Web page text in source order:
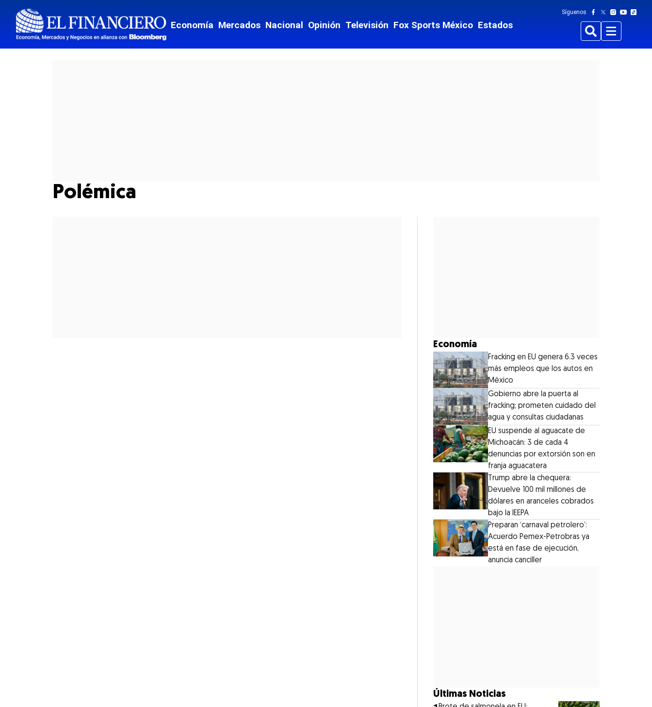
Economía Mercados Nacional Opinión Televisión Fox Sports México Estados
Síguenos
BuscarMenu
Polémica
Economía
Fracking en EU genera 6.3 veces
más empleos que los autos en
México
Gobierno abre la puerta al
fracking; prometen cuidado del
agua y consultas ciudadanas
EU suspende al aguacate de
Michoacán: 3 de cada 4
denuncias por extorsión son en
franja aguacatera
Trump abre la chequera:
Devuelve 100 mil millones de
dólares en aranceles cobrados
bajo la IEEPA
Preparan ‘carnaval petrolero’:
Acuerdo Pemex-Petrobras ya
está en fase de ejecución,
anuncia canciller
Últimas Noticias